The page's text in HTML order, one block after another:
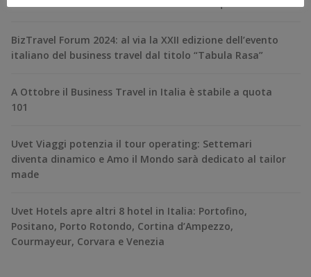
BizTravel Forum 2024: al via la XXII edizione dell’evento
italiano del business travel dal titolo “Tabula Rasa”
A Ottobre il Business Travel in Italia è stabile a quota
101
Uvet Viaggi potenzia il tour operating: Settemari
diventa dinamico e Amo il Mondo sarà dedicato al tailor
made
Uvet Hotels apre altri 8 hotel in Italia: Portofino,
Positano, Porto Rotondo, Cortina d’Ampezzo,
Courmayeur, Corvara e Venezia